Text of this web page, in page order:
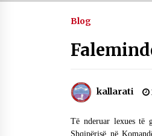
SË SHOQATËS
16/07/2026
NË KALLARAT, NË
DJEGUR” U
26/05/2026
Blog
kallarati
Të nderuar lexues të
Shqipërisë në